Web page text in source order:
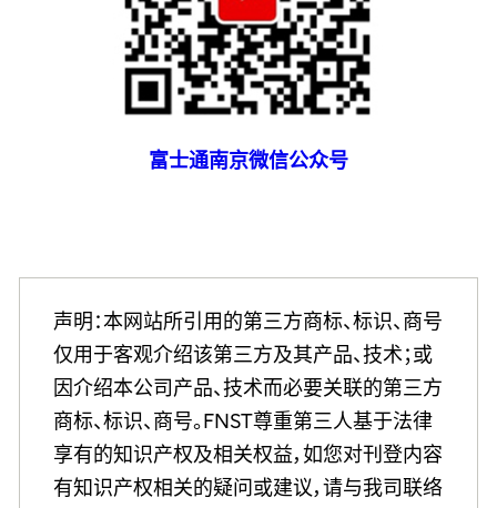
富士通南京微信公众号
声明：本网站所引用的第三方商标、标识、商号
仅用于客观介绍该第三方及其产品、技术；或
因介绍本公司产品、技术而必要关联的第三方
商标、标识、商号。FNST尊重第三人基于法律
享有的知识产权及相关权益，如您对刊登内容
有知识产权相关的疑问或建议，请与我司联络